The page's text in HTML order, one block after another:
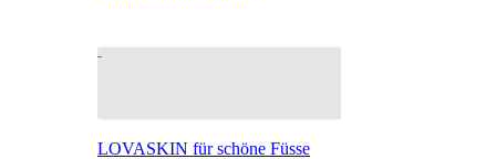
LOVASKIN für schöne Füsse